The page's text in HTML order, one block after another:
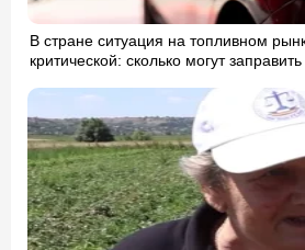
В стране ситуация на топливном
критической: сколько могут